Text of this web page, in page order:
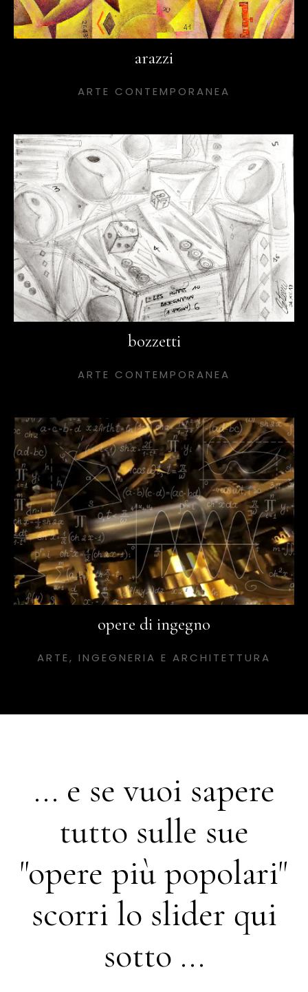
arazzi
ARTE CONTEMPORANEA
bozzetti
ARTE CONTEMPORANEA
opere di ingegno
ARTE, INGEGNERIA E ARCHITETTURA
... e se vuoi sapere
tutto sulle sue
"opere più popolari"
scorri lo slider qui
sotto ...